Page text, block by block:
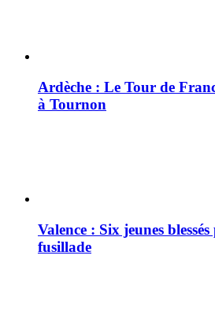
Ardèche : Le Tour de
à Tournon
Valence : Six jeunes
fusillade